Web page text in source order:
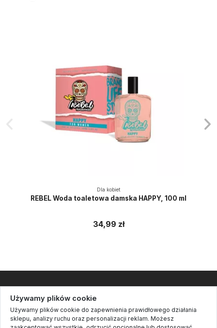
Dla kobiet
REBEL Woda toaletowa damska HAPPY, 100 ml
34,99 zł
Kontakt
Używamy plików cookie
Używamy plików cookie do zapewnienia prawidłowego działania
sklepu, analizy ruchu oraz personalizacji reklam. Możesz